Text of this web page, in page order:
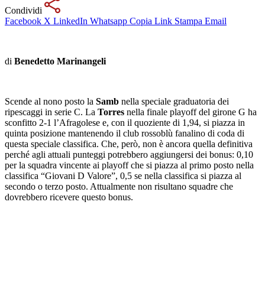
Condividi
Facebook X LinkedIn Whatsapp Copia Link Stampa Email
di Benedetto Marinangeli
Scende al nono posto la Samb nella speciale graduatoria dei
ripescaggi in serie C. La Torres nella finale playoff del girone G ha
sconfitto 2-1 l’Afragolese e, con il quoziente di 1,94, si piazza in
quinta posizione mantenendo il club rossoblù fanalino di coda di
questa speciale classifica. Che, però, non è ancora quella definitiva
perché agli attuali punteggi potrebbero aggiungersi dei bonus: 0,10
per la squadra vincente ai playoff che si piazza al primo posto nella
classifica “Giovani D Valore”, 0,5 se nella classifica si piazza al
secondo o terzo posto. Attualmente non risultano squadre che
dovrebbero ricevere questo bonus.